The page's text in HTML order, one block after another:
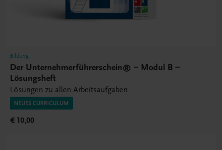
Bildung
Der Unternehmerführerschein® – Modul B –
Lösungsheft
Lösungen zu allen Arbeitsaufgaben
NEUES CURRICULUM
€ 10,00